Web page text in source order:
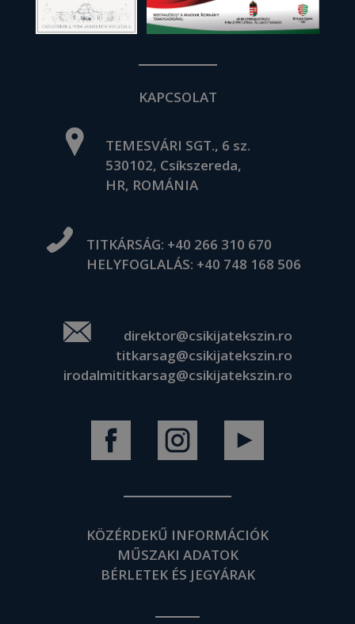
KAPCSOLAT
TEMESVÁRI SGT., 6 sz.
530102, Csíkszereda,
HR, ROMÁNIA
TITKÁRSÁG: +40 266 310 670
HELYFOGLALÁS: +40 748 168 506
direktor@csikijatekszin.ro
titkarsag@csikijatekszin.ro
irodalmititkarsag@csikijatekszin.ro
KÖZÉRDEKŰ INFORMÁCIÓK
MŰSZAKI ADATOK
BÉRLETEK ÉS JEGYÁRAK